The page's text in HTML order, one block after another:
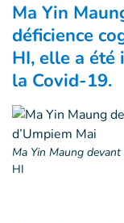
Ma Yin
déficience
HI, elle a été
la Covid-19.
Ma Yin Maung
HI